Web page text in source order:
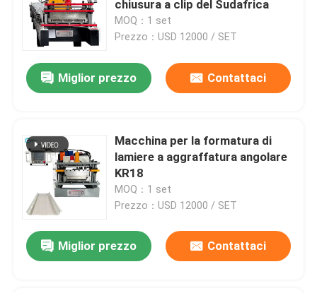
Porta avvolgibile Frame forma macchina
Cavo Roll vassoio che forma macchina
K Roll Span forma macchina
Linea di produzione del pannello sandwich
Ridge Roll Cap forma macchina
chiusura a clip del Sudafrica
MOQ：1 set
Prezzo：USD 12000 / SET
Miglior prezzo Contattaci
Macchina per la formatura di
lamiere a aggraffatura angolare
KR18
MOQ：1 set
Prezzo：USD 12000 / SET
Miglior prezzo Contattaci